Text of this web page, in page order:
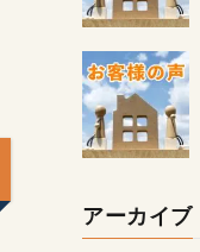
アーカイブ